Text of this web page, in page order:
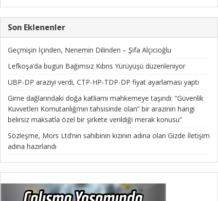
Son Eklenenler
Geçmişin İçinden, Nenemin Dilinden – Şifa Alçıcıoğlu
Lefkoşa’da bugün Bağımsız Kıbrıs Yürüyüşü düzenleniyor
UBP-DP araziyi verdi, CTP-HP-TDP-DP fiyat ayarlaması yaptı
Girne dağlarındaki doğa katliamı mahkemeye taşındı: “Güvenlik
Kuvvetleri Komutanlığı’nın tahsisinde olan” bir arazinin hangi
belirsiz maksatla özel bir şirkete verildiği merak konusu”
Sözleşme, Mors Ltd’nin sahibinin kızının adına olan Gizde İletişim
adına hazırlandı